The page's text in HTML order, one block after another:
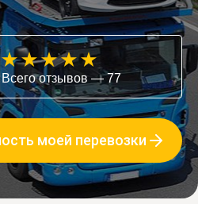
Всего отзывов — 77
моей перевозки